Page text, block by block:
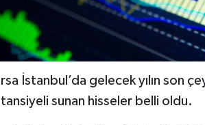
İstanbul’da gelecek yılın son
sunan hisseler belli oldu.